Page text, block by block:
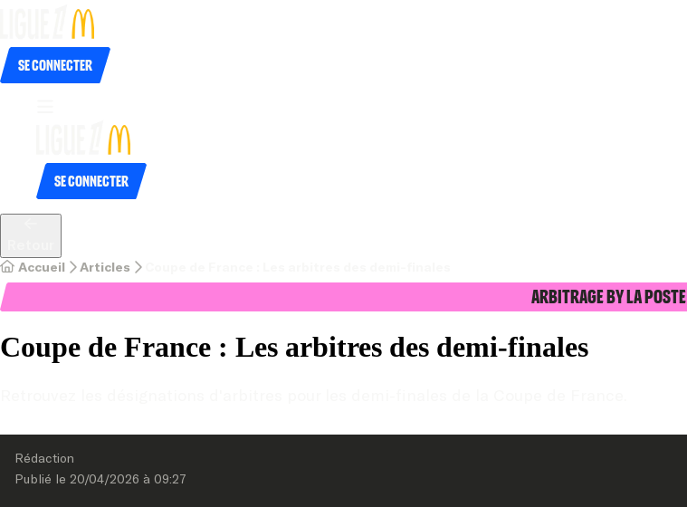
Se connecter
Se connecter
Accueil Articles
Arbitrage by La Poste
Coupe de France : Les arbitres des demi-finales
Rédaction
Publié le 20/04/2026 à 09:27